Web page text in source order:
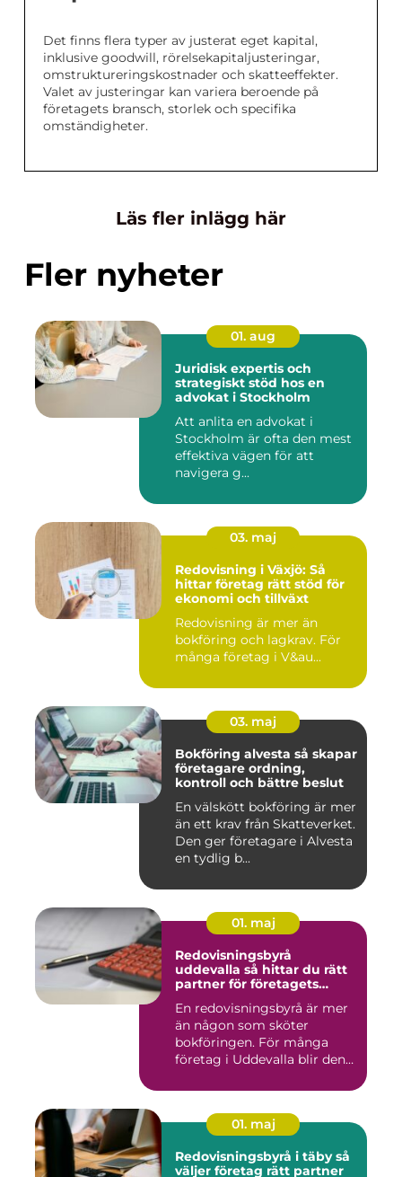
Det finns flera typer av justerat eget kapital,
inklusive goodwill, rörelsekapitaljusteringar,
omstruktureringskostnader och skatteeffekter.
Valet av justeringar kan variera beroende på
företagets bransch, storlek och specifika
omständigheter.
Läs fler inlägg här
Fler nyheter
01. aug
Juridisk expertis och
strategiskt stöd hos en
advokat i Stockholm
Att anlita en advokat i
Stockholm är ofta den mest
effektiva vägen för att
navigera g...
03. maj
Redovisning i Växjö: Så
hittar företag rätt stöd för
ekonomi och tillväxt
Redovisning är mer än
bokföring och lagkrav. För
många företag i V&au...
03. maj
Bokföring alvesta så skapar
företagare ordning,
kontroll och bättre beslut
En välskött bokföring är mer
än ett krav från Skatteverket.
Den ger företagare i Alvesta
en tydlig b...
01. maj
Redovisningsbyrå
uddevalla så hittar du rätt
partner för företagets
En redovisningsbyrå är mer
än någon som sköter
bokföringen. För många
företag i Uddevalla blir den
01. maj
Redovisningsbyrå i täby så
väljer företag rätt partner